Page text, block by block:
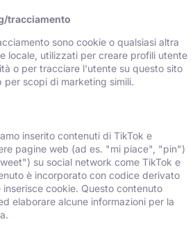
tracciamento
sono cookie o qualsiasi altra
locale, utilizzati per creare profili utente
o per tracciare l'utente su questo sito
scopi di marketing simili.
inserito contenuti di TikTok e
pagine web (ad es. "mi piace", "pin")
su social network come TikTok e
è incorporato con codice derivato
cookie. Questo contenuto
elaborare alcune informazioni per la